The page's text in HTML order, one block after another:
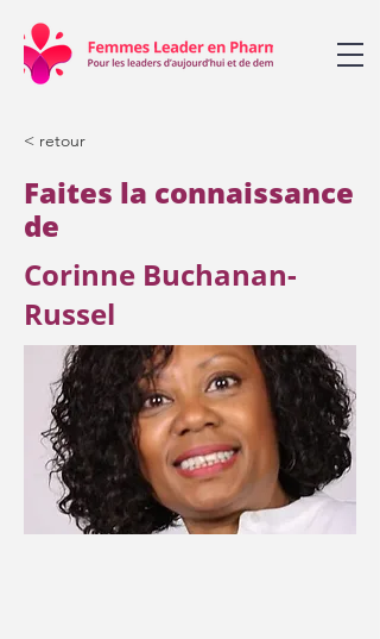
< retour
Faites la connaissance
de
Corinne Buchanan-
Russel